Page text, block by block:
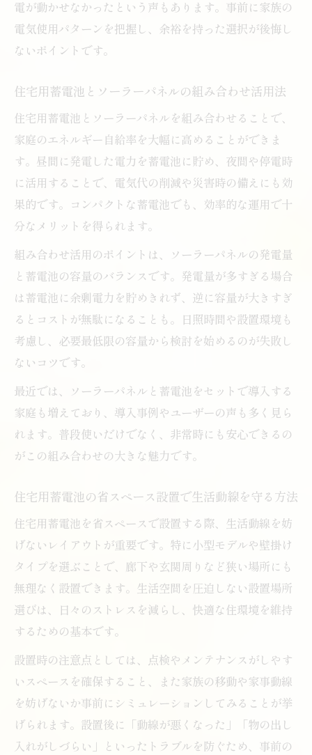
住宅用蓄電池を屋内外で活用するための設
計ポイント
電が動かせなかったという声もあります。事前に家族の
電気使用パターンを把握し、余裕を持った選択が後悔し
ないポイントです。
住宅用蓄電池とソーラーパネルの組み合わせ活用法
住宅用蓄電池とソーラーパネルを組み合わせることで、
家庭のエネルギー自給率を大幅に高めることができま
す。昼間に発電した電力を蓄電池に貯め、夜間や停電時
に活用することで、電気代の削減や災害時の備えにも効
果的です。コンパクトな蓄電池でも、効率的な運用で十
分なメリットを得られます。
組み合わせ活用のポイントは、ソーラーパネルの発電量
と蓄電池の容量のバランスです。発電量が多すぎる場合
は蓄電池に余剰電力を貯めきれず、逆に容量が大きすぎ
るとコストが無駄になることも。日照時間や設置環境も
考慮し、必要最低限の容量から検討を始めるのが失敗し
ないコツです。
最近では、ソーラーパネルと蓄電池をセットで導入する
家庭も増えており、導入事例やユーザーの声も多く見ら
れます。普段使いだけでなく、非常時にも安心できるの
がこの組み合わせの大きな魅力です。
住宅用蓄電池の省スペース設置で生活動線を守る方法
住宅用蓄電池を省スペースで設置する際、生活動線を妨
げないレイアウトが重要です。特に小型モデルや壁掛け
タイプを選ぶことで、廊下や玄関周りなど狭い場所にも
無理なく設置できます。生活空間を圧迫しない設置場所
選びは、日々のストレスを減らし、快適な住環境を維持
するための基本です。
設置時の注意点としては、点検やメンテナンスがしやす
いスペースを確保すること、また家族の移動や家事動線
を妨げないか事前にシミュレーションしてみることが挙
げられます。設置後に「動線が悪くなった」「物の出し
入れがしづらい」といったトラブルを防ぐため、事前の